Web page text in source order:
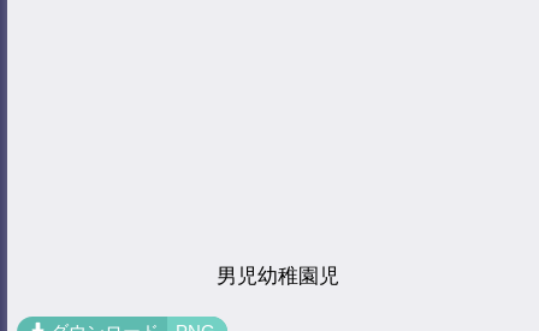
男児幼稚園児